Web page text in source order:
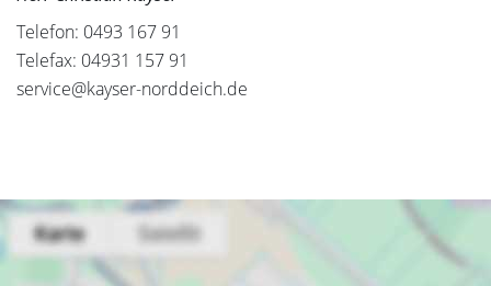
Telefon: 0493 167 91
Telefax: 04931 157 91
service@kayser-norddeich.de